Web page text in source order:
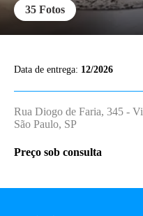
35 Fotos
Data de entrega: 12/2026
Rua Diogo de Faria, 345 -
São Paulo, SP
Preço sob consulta